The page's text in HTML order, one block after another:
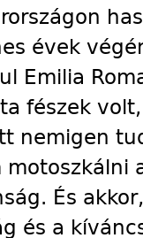
évek
Emilia
fészek
nemigen
És
és a